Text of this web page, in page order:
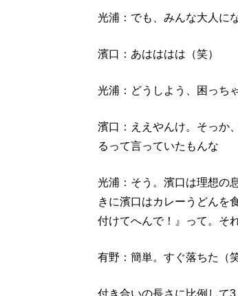
光浦：でも、みんな大人に
濱口：あはははは（笑）
光浦：どうしよう、困っち
濱口：ええやんけ。そっか
るって言っていたもんな
光浦：そう。濱口は理想の
きに濱口はカレーうどんを
付けてへんで！』って。そ
有野：簡単。すぐ落ちた（笑
付き合いの長さに比例して